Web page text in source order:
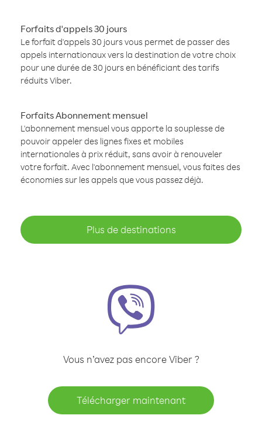
Forfaits d'appels 30 jours
Le forfait d'appels 30 jours vous permet de passer des
appels internationaux vers la destination de votre choix
pour une durée de 30 jours en bénéficiant des tarifs
réduits Viber.
Forfaits Abonnement mensuel
L'abonnement mensuel vous apporte la souplesse de
pouvoir appeler des lignes fixes et mobiles
internationales à prix réduit, sans avoir à renouveler
votre forfait. Avec l'abonnement mensuel, vous faites des
économies sur les appels que vous passez déjà.
Plus de destinations
Vous n’avez pas encore Viber ?
Télécharger maintenant